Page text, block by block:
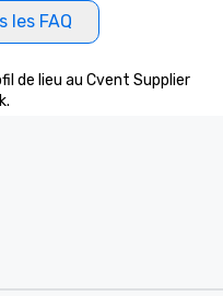
les FAQ
de lieu au Cvent Supplier